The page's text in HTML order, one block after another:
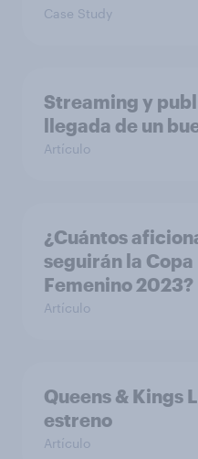
Case Study
Streaming y
llegada de un
Artículo
¿Cuántos
seguirán la
Femenino 2023?
Artículo
Queens & Kings
estreno
Artículo